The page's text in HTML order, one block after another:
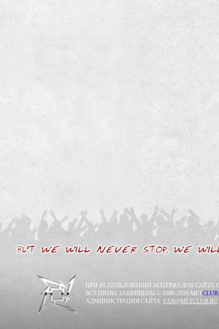
ПРИ ИСПОЛЬЗОВАНИИ МАТЕРИАЛОВ САЙТА
ВСЕ ПРАВА ЗАЩИЩЕНЫ © 2000–2026 METCLUB.
АДМИНИСТРАЦИЯ САЙТА: FAN@METCLUB.RU